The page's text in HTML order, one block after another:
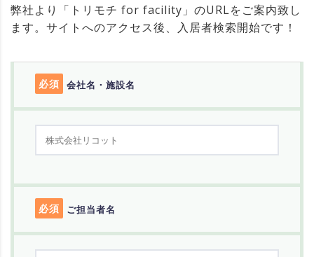
弊社より「トリモチ for facility」のURLをご案内致し
ます。サイトへのアクセス後、入居者検索開始です！
必須 会社名・施設名
必須 ご担当者名